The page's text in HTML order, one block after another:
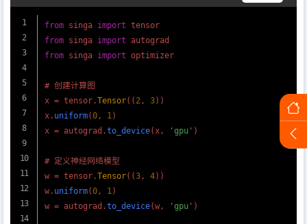
from singa import
from singa import
from singa import optimizer
# 创建计算图
x = tensor.Tensor(( 2, 3))
x. uniform(0, 1)
x = autograd.to_device(x, 'gpu' )
# 定义神经网络模型
w = tensor.Tensor((3, 4))
w. uniform(0, 1)
w = autograd.to_device(w, 'gpu' )